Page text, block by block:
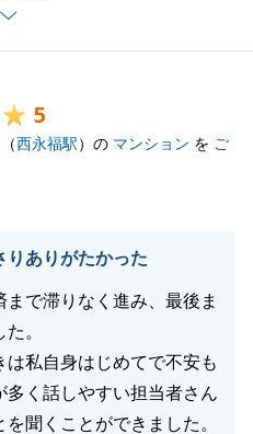
に立てることができ良かっ
ん。
ていきたいと思います。
顧のほど、何卒よろしく
る
5
（西永福駅）の マンション を ご
りありがたかった
で滞りなく進み、最後ま
。
私自身はじめてで不安も
く話しやすい担当者さん
聞くことができました。